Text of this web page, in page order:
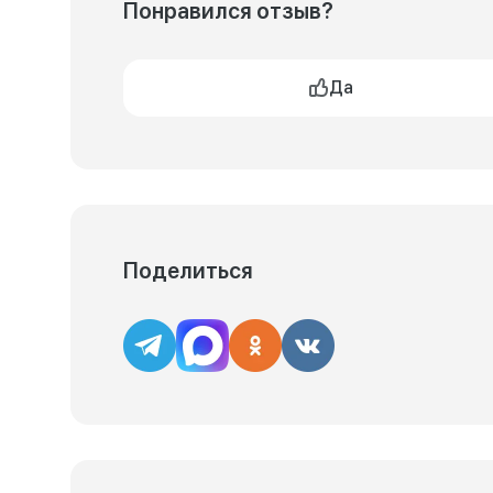
Понравился отзыв?
Да
Поделиться